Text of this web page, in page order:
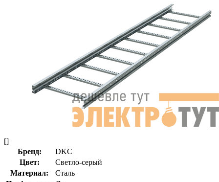
[]
Бренд:
DKC
Цвет:
Светло-серый
Материал:
Сталь